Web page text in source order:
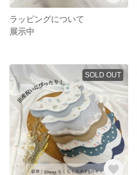
ラッピングについて
展示中
SOLD OUT